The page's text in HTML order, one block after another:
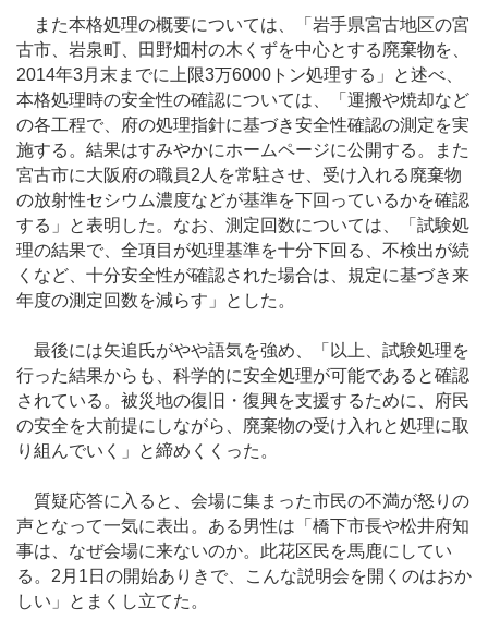
また本格処理の概要については、「岩手県宮古地区の宮
古市、岩泉町、田野畑村の木くずを中心とする廃棄物を、
2014年3月末までに上限3万6000トン処理する」と述べ、
本格処理時の安全性の確認については、「運搬や焼却など
の各工程で、府の処理指針に基づき安全性確認の測定を実
施する。結果はすみやかにホームページに公開する。また
宮古市に大阪府の職員2人を常駐させ、受け入れる廃棄物
の放射性セシウム濃度などが基準を下回っているかを確認
する」と表明した。なお、測定回数については、「試験処
理の結果で、全項目が処理基準を十分下回る、不検出が続
くなど、十分安全性が確認された場合は、規定に基づき来
年度の測定回数を減らす」とした。
最後には矢追氏がやや語気を強め、「以上、試験処理を
行った結果からも、科学的に安全処理が可能であると確認
されている。被災地の復旧・復興を支援するために、府民
の安全を大前提にしながら、廃棄物の受け入れと処理に取
り組んでいく」と締めくくった。
質疑応答に入ると、会場に集まった市民の不満が怒りの
声となって一気に表出。ある男性は「橋下市長や松井府知
事は、なぜ会場に来ないのか。此花区民を馬鹿にしてい
る。2月1日の開始ありきで、こんな説明会を開くのはおか
しい」とまくし立てた。